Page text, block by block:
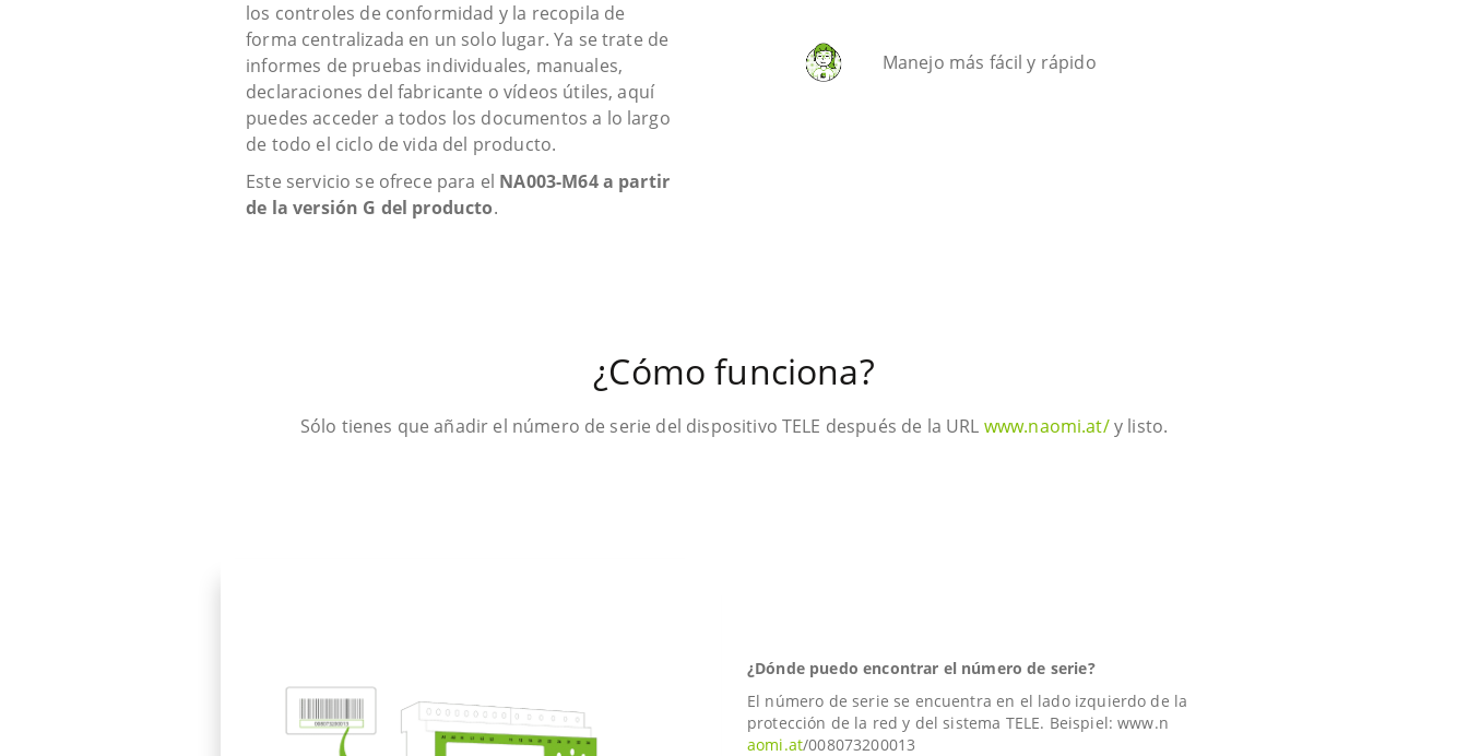
los controles de conformidad y la recopila de
forma centralizada en un solo lugar. Ya se trate de
informes de pruebas individuales, manuales,
declaraciones del fabricante o vídeos útiles, aquí
puedes acceder a todos los documentos a lo largo
de todo el ciclo de vida del producto.
Este servicio se ofrece para el NA003-M64 a partir
de la versión G del producto.
Manejo más fácil y rápido
¿Cómo funciona?
Sólo tienes que añadir el número de serie del dispositivo TELE después de la URL www.naomi.at/y listo.
¿Dónde puedo encontrar el número de serie?
El número de serie se encuentra en el lado izquierdo de la
protección de la red y del sistema TELE. Beispiel: www.n
aomi.at/008073200013